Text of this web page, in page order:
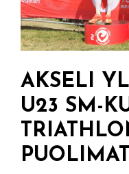
AKSELI
U23 SM-